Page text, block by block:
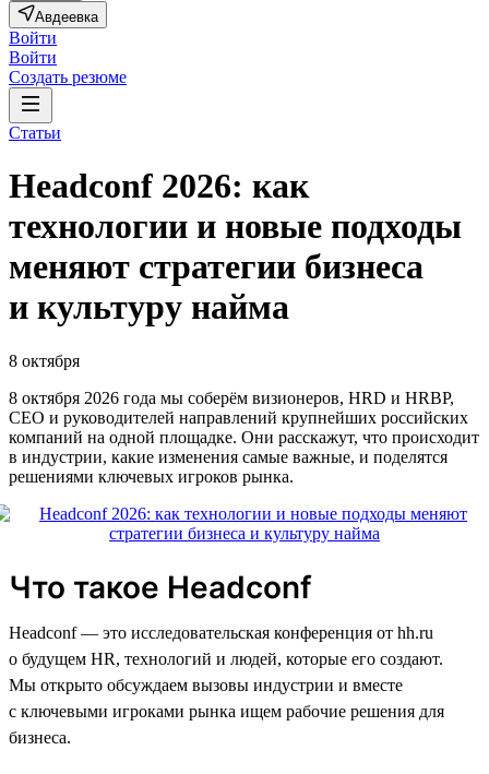
Авдеевка
Войти
Войти
Создать резюме
Статьи
Headсonf 2026: как
технологии и новые подходы
меняют стратегии бизнеса
и культуру найма
8 октября
8 октября 2026 года мы соберём визионеров, HRD и HRBP,
СЕО и руководителей направлений крупнейших российских
компаний на одной площадке. Они расскажут, что происходит
в индустрии, какие изменения самые важные, и поделятся
решениями ключевых игроков рынка.
Что такое Headconf
Headconf — это исследовательская конференция от hh.ru
о будущем HR, технологий и людей, которые его создают.
Мы открыто обсуждаем вызовы индустрии и вместе
с ключевыми игроками рынка ищем рабочие решения для
бизнеса.